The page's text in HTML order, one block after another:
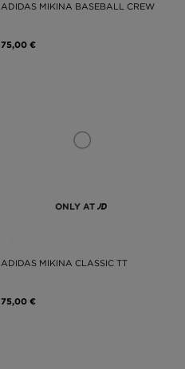
ADIDAS MIKINA BASEBALL CREW
75,00 €
ONLY AT
ADIDAS MIKINA CLASSIC TT
75,00 €